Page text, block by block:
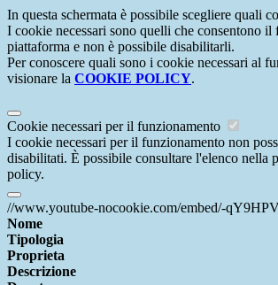
In questa schermata è possibile scegliere quali
I cookie necessari sono quelli che consentono il
piattaforma e non è possibile disabilitarli.
Per conoscere quali sono i cookie necessari al
visionare la COOKIE POLICY.
Cookie necessari per il funzionamento
I cookie necessari per il funzionamento non
disabilitati. È possibile consultare l'elenco nella
policy.
//www.youtube-nocookie.com/embed/-
Nome
Tipologia
Proprieta
Descrizione